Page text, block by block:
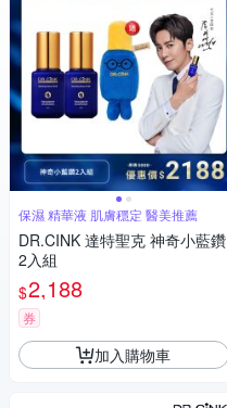
保濕 精華液 肌膚穩定 醫美推薦
DR.CINK 達特聖克 神奇小藍鑽
2入組
$2,188
券
加入購物車